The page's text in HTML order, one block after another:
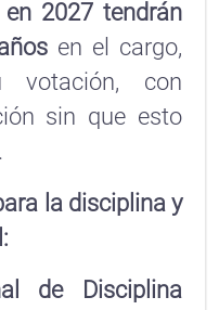
2027 tendrán
en el cargo,
votación, con
sin que esto
la disciplina y
de Disciplina